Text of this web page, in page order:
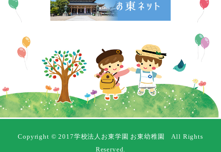
Copyright © 2017学校法人お東学園 お東幼稚園 All Rights
Reserved.